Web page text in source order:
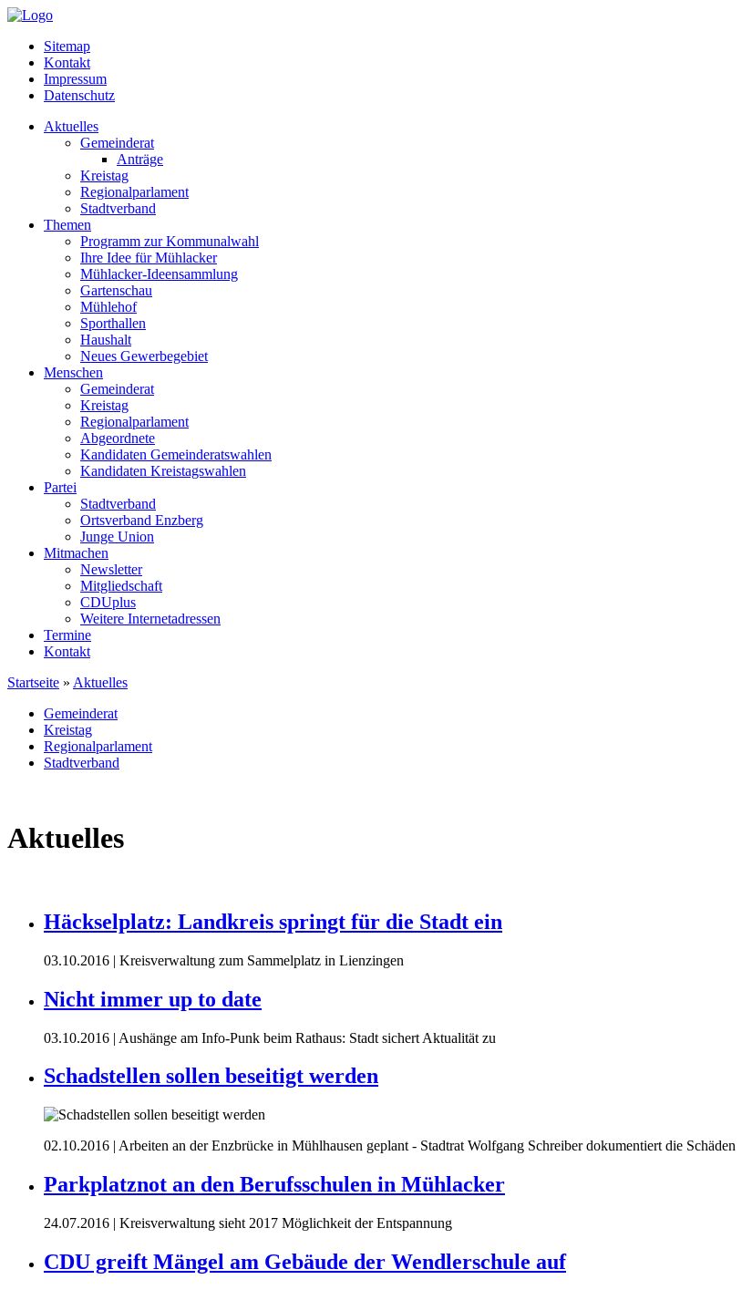
Sitemap
Kontakt
Impressum
Datenschutz
Aktuelles
Gemeinderat
Anträge
Kreistag
Regionalparlament
Stadtverband
Themen
Programm zur Kommunalwahl
Ihre Idee für Mühlacker
Mühlacker-Ideensammlung
Gartenschau
Mühlehof
Sporthallen
Haushalt
Neues Gewerbegebiet
Menschen
Gemeinderat
Kreistag
Regionalparlament
Abgeordnete
Kandidaten Gemeinderatswahlen
Kandidaten Kreistagswahlen
Partei
Stadtverband
Ortsverband Enzberg
Junge Union
Mitmachen
Newsletter
Mitgliedschaft
CDUplus
Weitere Internetadressen
Termine
Kontakt
Startseite » Aktuelles
Gemeinderat
Kreistag
Regionalparlament
Stadtverband
Aktuelles
Häckselplatz: Landkreis springt für die Stadt ein
03.10.2016 | Kreisverwaltung zum Sammelplatz in Lienzingen
Nicht immer up to date
03.10.2016 | Aushänge am Info-Punk beim Rathaus: Stadt sichert Aktualität zu
Schadstellen sollen beseitigt werden
02.10.2016 | Arbeiten an der Enzbrücke in Mühlhausen geplant - Stadtrat Wolfgang Schreiber dokumentiert die Schäden
Parkplatznot an den Berufsschulen in Mühlacker
24.07.2016 | Kreisverwaltung sieht 2017 Möglichkeit der Entspannung
CDU greift Mängel am Gebäude der Wendlerschule auf